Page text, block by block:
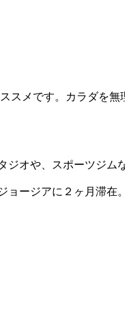
メです。カラダを
オや、スポーツジム
ージアに２ヶ月滞在